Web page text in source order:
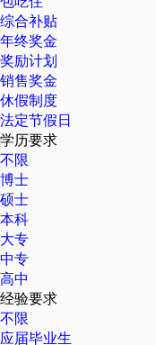
综合补贴
年终奖金
奖励计划
销售奖金
休假制度
法定节假日
学历要求
不限
博士
硕士
本科
大专
中专
高中
经验要求
不限
应届毕业生